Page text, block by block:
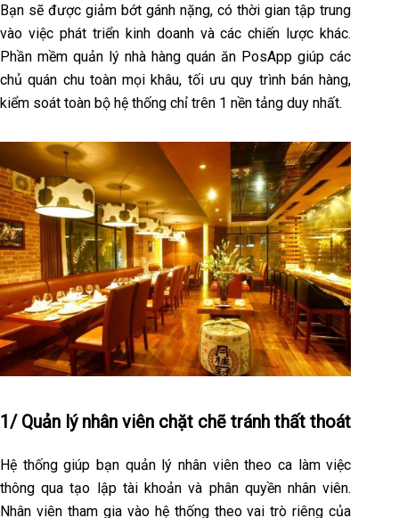
Bạn sẽ được giảm bớt gánh nặng, có thời gian tập trung
vào việc phát triển kinh doanh và các chiến lược khác.
Phần mềm quản lý nhà hàng quán ăn PosApp giúp các
chủ quán chu toàn mọi khâu, tối ưu quy trình bán hàng,
kiểm soát toàn bộ hệ thống chỉ trên 1 nền tảng duy nhất.
1/ Quản lý nhân viên chặt chẽ tránh thất thoát
Hệ thống giúp bạn quản lý nhân viên theo ca làm việc
thông qua tạo lập tài khoản và phân quyền nhân viên.
Nhân viên tham gia vào hệ thống theo vai trò riêng của